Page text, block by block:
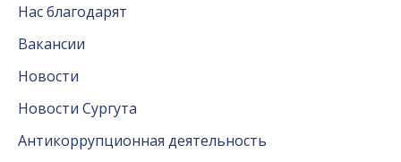
Нас благодарят
Вакансии
Новости
Новости Сургута
Антикоррупционная деятельность